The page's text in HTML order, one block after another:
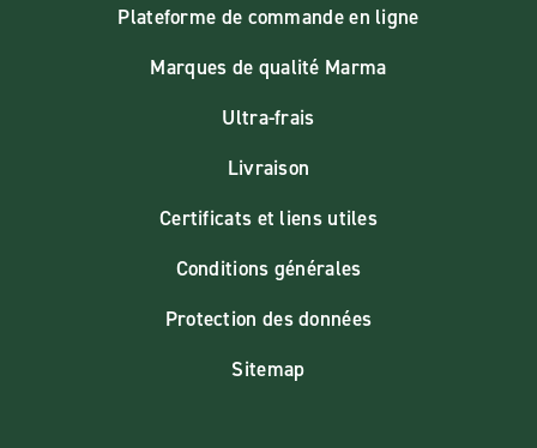
Plateforme de commande en ligne
Marques de qualité Marma
Ultra-frais
Livraison
Certificats et liens utiles
Conditions générales
Protection des données
Sitemap